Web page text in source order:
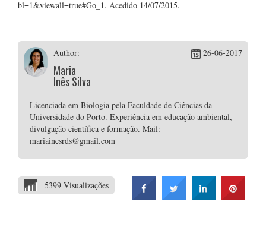
bl=1&viewall=true#Go_1. Acedido 14/07/2015.
Author:
Maria
Inês Silva
26-06-2017
Licenciada em Biologia pela Faculdade de Ciências da
Universidade do Porto. Experiência em educação ambiental,
divulgação científica e formação. Mail:
mariainesrds@gmail.com
5399 Visualizações